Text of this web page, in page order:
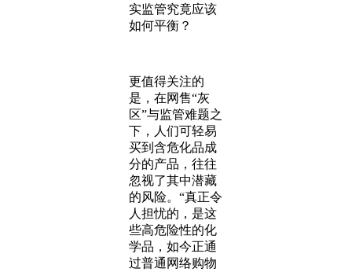
实监管究竟应该
如何平衡？
更值得关注的
是，在网售“灰
区”与监管难题之
下，人们可轻易
买到含危化品成
分的产品，往往
忽视了其中潜藏
的风险。“真正令
人担忧的，是这
些高危险性的化
学品，如今正通
过普通网络购物